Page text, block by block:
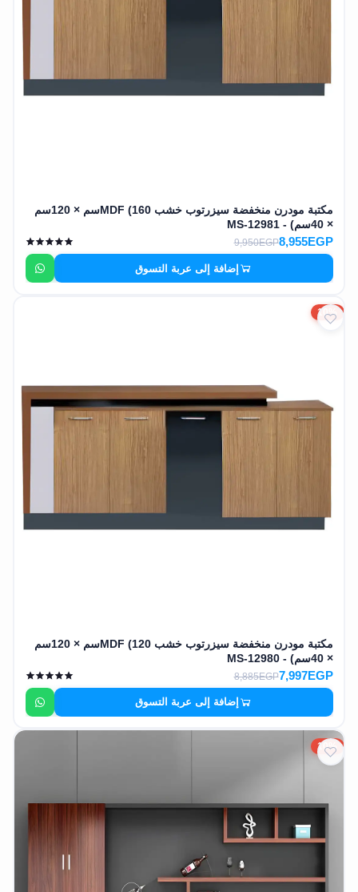
مكتبة مودرن منخفضة سيزرتوب خشب MDF (160سم × 120سم
× 40سم) - MS-12981
8,955EGP
9,950EGP
إضافة إلى عربة التسوق
10%
مكتبة مودرن منخفضة سيزرتوب خشب MDF (120سم × 120سم
× 40سم) - MS-12980
7,997EGP
8,885EGP
إضافة إلى عربة التسوق
10%